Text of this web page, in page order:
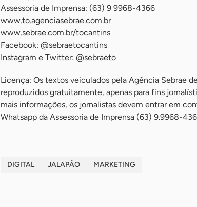
Assessoria de Imprensa: (63) 9 9968-4366
www.to.agenciasebrae.com.br
www.sebrae.com.br/tocantins
Facebook: @sebraetocantins
Instagram e Twitter: @sebraeto
Licença: Os textos veiculados pela Agência Sebrae
reproduzidos gratuitamente, apenas para fins
mais informações, os jornalistas devem entrar em
Whatsapp da Assessoria de Imprensa (63) 9.9968-
DIGITAL JALAPÃO MARKETING